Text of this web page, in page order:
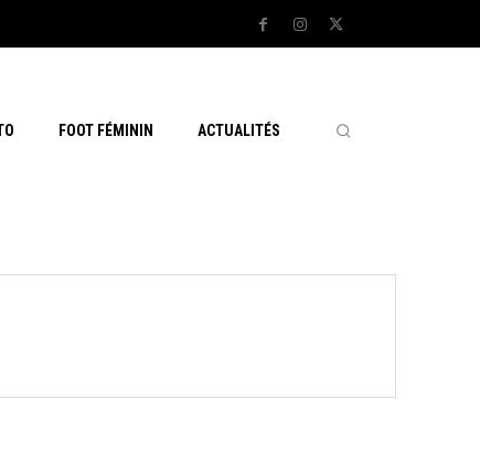
FOOT FÉMININ ACTUALITÉS